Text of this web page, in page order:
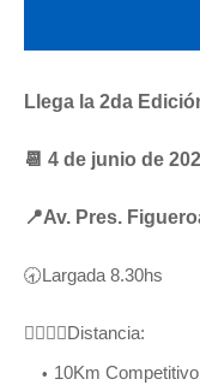
Llega la 2da
📆 4 de junio de
📍Av. Pres.
🕣Largada 8.30hs
🏃‍♂️🏃‍♀️Distancia:
10Km Competitivo